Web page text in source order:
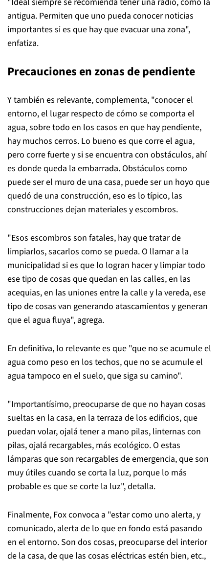
antigua. Permiten que uno pueda conocer noticias
importantes si es que hay que evacuar una zona",
enfatiza.
Precauciones en zonas de pendiente
Y también es relevante, complementa, "conocer el
entorno, el lugar respecto de cómo se comporta el
agua, sobre todo en los casos en que hay pendiente,
hay muchos cerros. Lo bueno es que corre el agua,
pero corre fuerte y si se encuentra con obstáculos, ahí
es donde queda la embarrada. Obstáculos como
puede ser el muro de una casa, puede ser un hoyo que
quedó de una construcción, eso es lo típico, las
construcciones dejan materiales y escombros.
"Esos escombros son fatales, hay que tratar de
limpiarlos, sacarlos como se pueda. O llamar a la
municipalidad si es que lo logran hacer y limpiar todo
ese tipo de cosas que quedan en las calles, en las
acequias, en las uniones entre la calle y la vereda, ese
tipo de cosas van generando atascamientos y generan
que el agua fluya", agrega.
En definitiva, lo relevante es que "que no se acumule el
agua como peso en los techos, que no se acumule el
agua tampoco en el suelo, que siga su camino".
"Importantísimo, preocuparse de que no hayan cosas
sueltas en la casa, en la terraza de los edificios, que
puedan volar, ojalá tener a mano pilas, linternas con
pilas, ojalá recargables, más ecológico. O estas
lámparas que son recargables de emergencia, que son
muy útiles cuando se corta la luz, porque lo más
probable es que se corte la luz", detalla.
Finalmente, Fox convoca a "estar como uno alerta, y
comunicado, alerta de lo que en fondo está pasando
en el entorno. Son dos cosas, preocuparse del interior
de la casa, de que las cosas eléctricas estén bien, etc.,